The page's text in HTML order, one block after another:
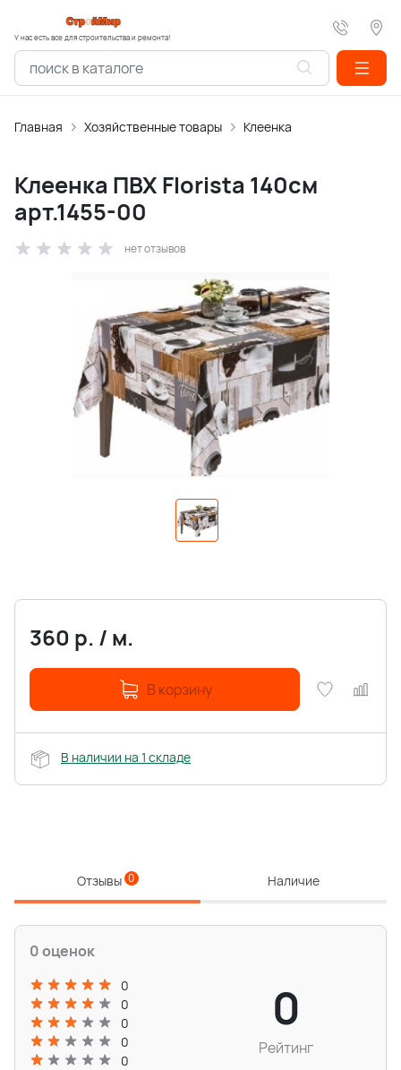
У нас есть все для строительства и ремонта!
Главная Хозяйственные товары Клеенка
Клеенка ПВХ Florista 140см
арт.1455-00
нет отзывов
360 р. / м.
В корзину
В наличии на 1 складе
Отзывы 0 Наличие
0 оценок
0
0
0
0
0
0
Рейтинг